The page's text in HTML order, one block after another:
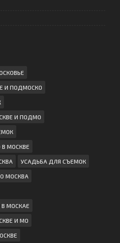
И ПОДМОСКО
И ПОДМО
МОСКВЕ
УСАДЬБА ДЛЯ СЪЕМОК
МОСКВА
МОСКАЕ
И МО